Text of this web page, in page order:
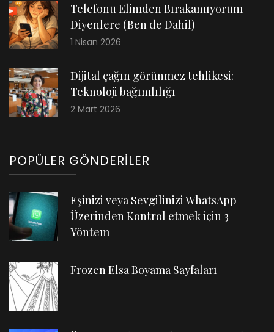
Telefonu Elimden Bırakamıyorum
Diyenlere (Ben de Dahil)
1 Nisan 2026
Dijital çağın görünmez tehlikesi:
Teknoloji bağımlılığı
2 Mart 2026
POPÜLER GÖNDERILER
Eşinizi veya Sevgilinizi WhatsApp
Üzerinden Kontrol etmek için 3
Yöntem
Frozen Elsa Boyama Sayfaları